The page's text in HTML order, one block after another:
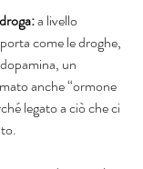
a livello
come le droghe,
un
anche “ormone
legato a ciò che ci